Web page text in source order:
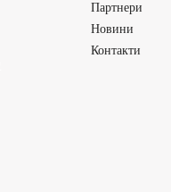
Партнери
Новини
Контакти